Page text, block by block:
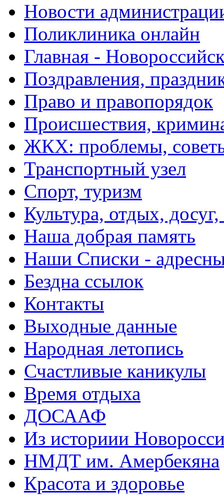
Новости
Поликлиника онлайн
Главная -
Поздравления,
Право и правопорядок
Происшествия,
ЖКХ: проблемы,
Транспортный узел
Спорт, туризм
Культура, отдых,
Наша добрая память
Наши Списки -
Бездна ссылок
Контакты
Выходные данные
Народная летопись
Счастливые каникулы
Время отдыха
ДОСААФ
Из историии
НМДТ им. Амербекяна
Красота и здоровье